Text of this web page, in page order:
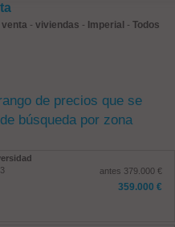
venta - viviendas - Imperial - Todos
de precios que se
búsqueda por zona
antes 379.000 €
359.000 €